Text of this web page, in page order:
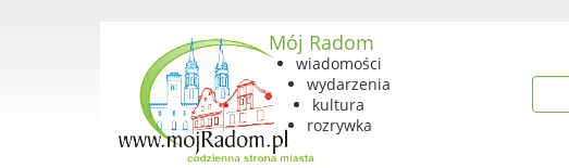
Mój Radom
wiadomości
wydarzenia
kultura
rozrywka